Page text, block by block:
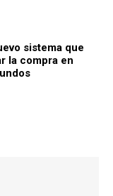
sistema que
la compra en